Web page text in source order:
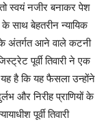
स्वयं नजीर बनाकर पेश
साथ बेहतरीन न्यायिक
अंतर्गत आने वाले कटनी
पूर्वी तिवारी ने एक
है कि यह फैसला उन्होंने
और निरीह प्राणियों के
पूर्वी तिवारी